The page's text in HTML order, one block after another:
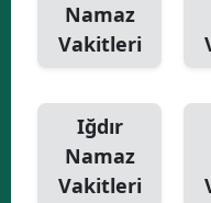
Namaz
Vakitleri
Iğdır
Namaz
Vakitleri